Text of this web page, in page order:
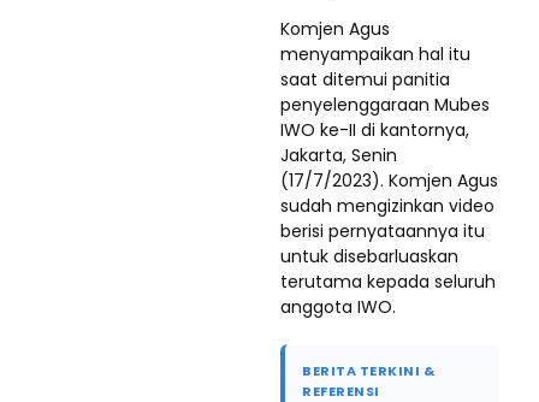
Komjen Agus
menyampaikan hal itu
saat ditemui panitia
penyelenggaraan Mubes
IWO ke-II di kantornya,
Jakarta, Senin
(17/7/2023). Komjen Agus
sudah mengizinkan video
berisi pernyataannya itu
untuk disebarluaskan
terutama kepada seluruh
anggota IWO.
BERITA TERKINI &
REFERENSI